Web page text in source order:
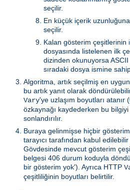
seçilir.
En küçük içerik
seçilir.
Kalan gösterim çeşitlerinin
dosyasında listelenen ilk
dizinden okunuyorsa
sıradaki dosya ismine
Algoritma, artık seçilmiş en
bu artık yanıt olarak
Vary'ye uzlaşım boyutları atanır
özkaynağı kaydederken bu
sonlandırılır.
Buraya gelinmişse hiçbir
tarayıcı tarafından kabul edilebilir
Gövdesinde mevcut gösterim
belgesi 406 durum koduyla
bir gösterim yok'). Ayrıca HTTP
çeşitliliğinin boyutları belirtilir.